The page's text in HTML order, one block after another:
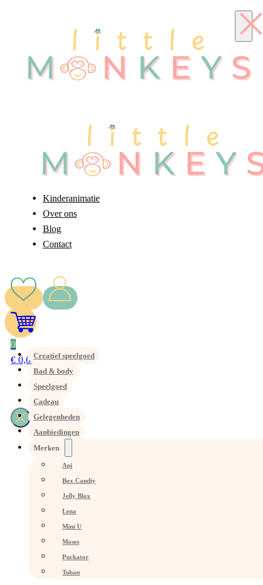
Kinderanimatie
Over ons
Blog
Contact
0
€ 0,00Creatief speelgoed
Bad & body
Speelgoed
Cadeau
Gelegenheden
Aanbiedingen
Merken
Api
Box Candiy
Jelly Blox
Lena
Mini U
Moses
Puckator
Tuban